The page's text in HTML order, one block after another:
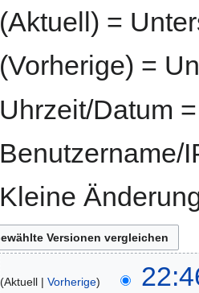
(Aktuell) =
(Vorherige) =
Uhrzeit/Datum
Benutzername/
Kleine
Aktuell Vorherige